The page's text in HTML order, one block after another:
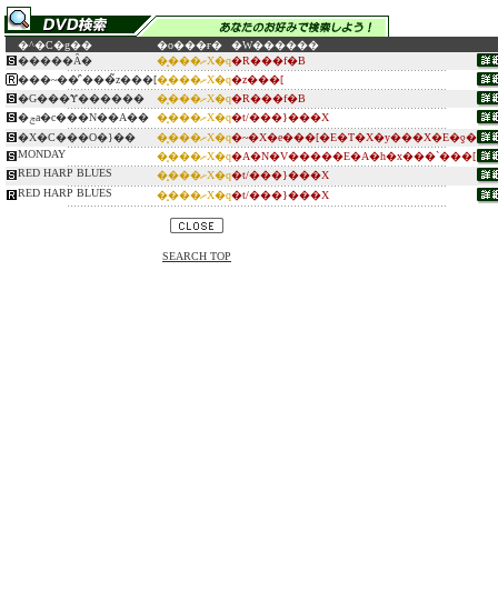
�^�C�g�� �o���ғ�
�W������
�����Ȃ�
��͓��ށX�q�R���f�B
���~��̓`���̃z���[
��͓��ށX�q�z���[
�G���Ɏ������
��͓��ށX�q�R���f�B
�ݘa�c���N��A��
��͓��ށX�q�t/���}���X
�X�C���O�}��
��͓��ށX�q�~�X�e���[�E�T�X�y���X�E�ƍ�
MONDAY
��͓��ށX�q�A�N�V�����E�A�h�x���`���[
RED HARP BLUES
��͓��ށX�q�t/���}���X
RED HARP BLUES
��͓��ށX�q�t/���}���X
SEARCH TOP